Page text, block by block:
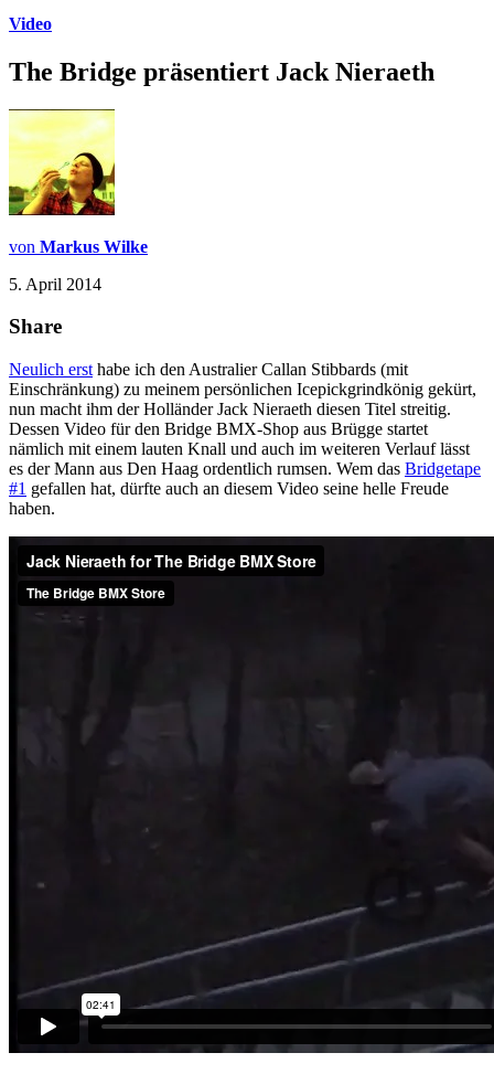
Video
The Bridge präsentiert Jack Nieraeth
von Markus Wilke
5. April 2014
Share
Neulich erst habe ich den Australier Callan Stibbards (mit
Einschränkung) zu meinem persönlichen Icepickgrindkönig gekürt,
nun macht ihm der Holländer Jack Nieraeth diesen Titel streitig.
Dessen Video für den Bridge BMX-Shop aus Brügge startet
nämlich mit einem lauten Knall und auch im weiteren Verlauf lässt
es der Mann aus Den Haag ordentlich rumsen. Wem das Bridgetape
#1 gefallen hat, dürfte auch an diesem Video seine helle Freude
haben.